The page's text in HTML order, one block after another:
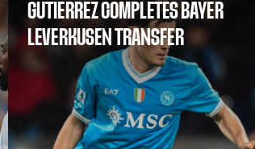
GUTIERREZ COMPLETES BAYER
LEVERKUSEN TRANSFER